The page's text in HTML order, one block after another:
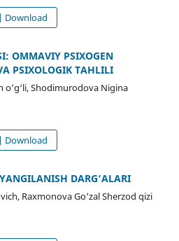
Download
OMMAVIY PSIXOGEN
PSIXOLOGIK TAHLILI
o‘g‘li, Shodimurodova Nigina
Download
DARG‘ALARI
Raxmonova Go‘zal Sherzod qizi